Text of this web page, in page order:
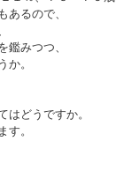
あるので、
鑑みつつ、
か。
はどうですか。
す。